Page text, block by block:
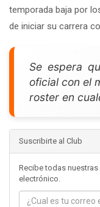
temporada baja por
de iniciar su carrera
Se espera
oficial con el
roster en
Suscribirte al Club
Recibe todas
electrónico.